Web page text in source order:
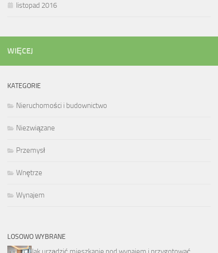
listopad 2016
WIĘCEJ
KATEGORIE
Nieruchomości i budownictwo
Niezwiązane
Przemysł
Wnętrze
Wynajem
LOSOWO WYBRANE